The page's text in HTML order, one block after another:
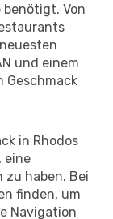
Von
und einem
Geschmack
in Rhodos
eine
haben. Bei
finden, um
Navigation